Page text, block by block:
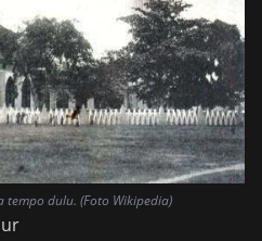
tempo dulu. (Foto Wikipedia)